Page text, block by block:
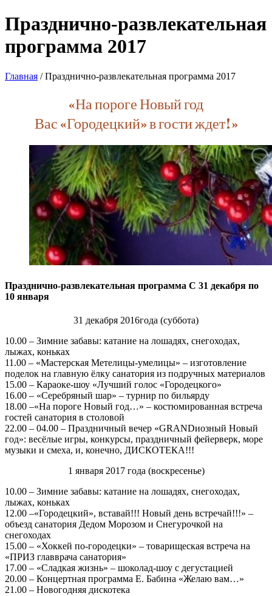
Празднично-развлекательная
программа 2017
Главная /Празднично-развлекательная программа 2017
«На пороге Новый год
Вас «Городецкий» в гости ждет!»
Празднично-развлекательная программа С 31 декабря по
10 января
31 декабря 2016года (суббота)
10.00 – Зимние забавы: катание на лошадях, снегоходах,
лыжах, коньках
11.00 – «Мастерская Метелицы-умелицы» – изготовление
поделок на главную ёлку санатория из подручных материалов
15.00 – Караоке-шоу «Лучший голос «Городецкого»
16.00 – «Серебряный шар» – турнир по бильярду
18.00 –«На пороге Новый год…» – костюмированная встреча
гостей санатория в столовой
22.00 – 04.00 – Праздничный вечер «GRANDиозный Новый
год»: весёлые игры, конкурсы, праздничный фейерверк, море
музыки и смеха, и, конечно, ДИСКОТЕКА!!!
1 января 2017 года (воскресенье)
10.00 – Зимние забавы: катание на лошадях, снегоходах,
лыжах, коньках
12.00 –«Городецкий», вставай!!! Новый день встречай!!!» –
объезд санатория Дедом Морозом и Снегурочкой на
снегоходах
15.00 – «Хоккей по-городецки» – товарищеская встреча на
«ПРИЗ главврача санатория»
17.00 – «Сладкая жизнь» – шоколад-шоу с дегустацией
20.00 – Концертная программа Е. Бабина «Желаю вам…»
21.00 – Новогодняя дискотека